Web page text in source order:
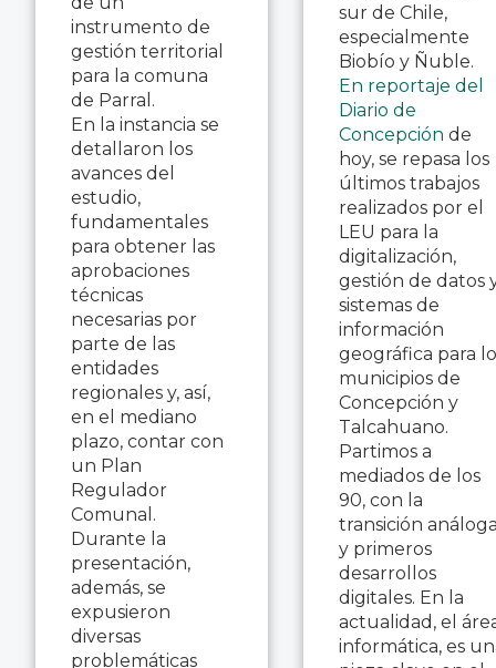
instrumento de
gestión territorial
para la comuna
de Parral.
En la instancia se
detallaron los
avances del
estudio,
fundamentales
para obtener las
aprobaciones
técnicas
necesarias por
parte de las
entidades
regionales y, así,
en el mediano
plazo, contar con
un Plan
Regulador
Comunal.
Durante la
presentación,
además, se
expusieron
diversas
problemáticas
sur de Chile,
especialmente
Biobío y Ñuble.
En reportaje del
Diario de
Concepción de
hoy, se repasa los
últimos trabajos
realizados por el
LEU para la
digitalización,
gestión de datos
sistemas de
información
geográfica para
municipios de
Concepción y
Talcahuano.
Partimos a
mediados de los
90, con la
transición
y primeros
desarrollos
digitales. En la
actualidad, el
informática, es